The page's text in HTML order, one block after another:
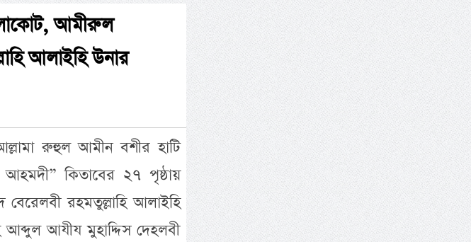
আমীরুল
আলাইহি উনার
রুহুল আমীন বশীর হাটি
আহমদী” কিতাবের ২৭ পৃষ্ঠায়
রহমতুল্লাহি আলাইহি
আব্দুল আযীয মুহাদ্দিস দেহলবী